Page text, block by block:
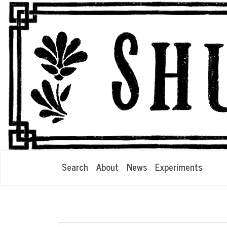
Search About News Experiments